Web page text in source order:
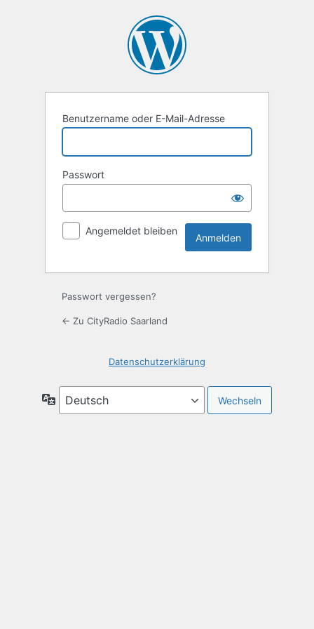
Benutzername oder E-Mail-Adresse
Passwort
Angemeldet bleiben
Passwort vergessen?
← Zu CityRadio Saarland
Datenschutzerklärung
Sprache